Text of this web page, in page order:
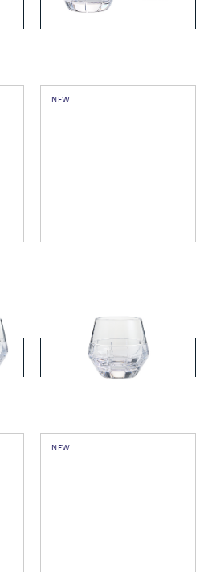
詳細を見る
NEW
(税込)
詳細を見る
NEW